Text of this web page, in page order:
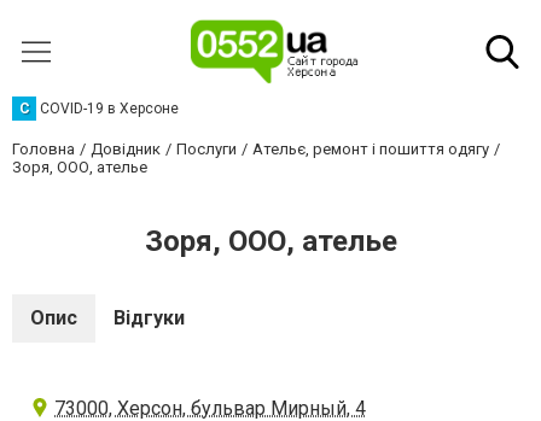
C COVID-19 в Херсоне
Головна Довідник Послуги
Ательє, ремонт і пошиття одягу
Зоря, ООО, ателье
Зоря, ООО, ателье
Опис Відгуки
73000, Херсон, бульвар Мирный, 4